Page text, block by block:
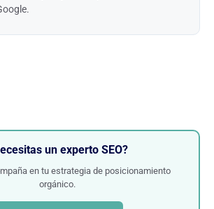
un experto SEO?
en tu estrategia de posicionamiento
orgánico.